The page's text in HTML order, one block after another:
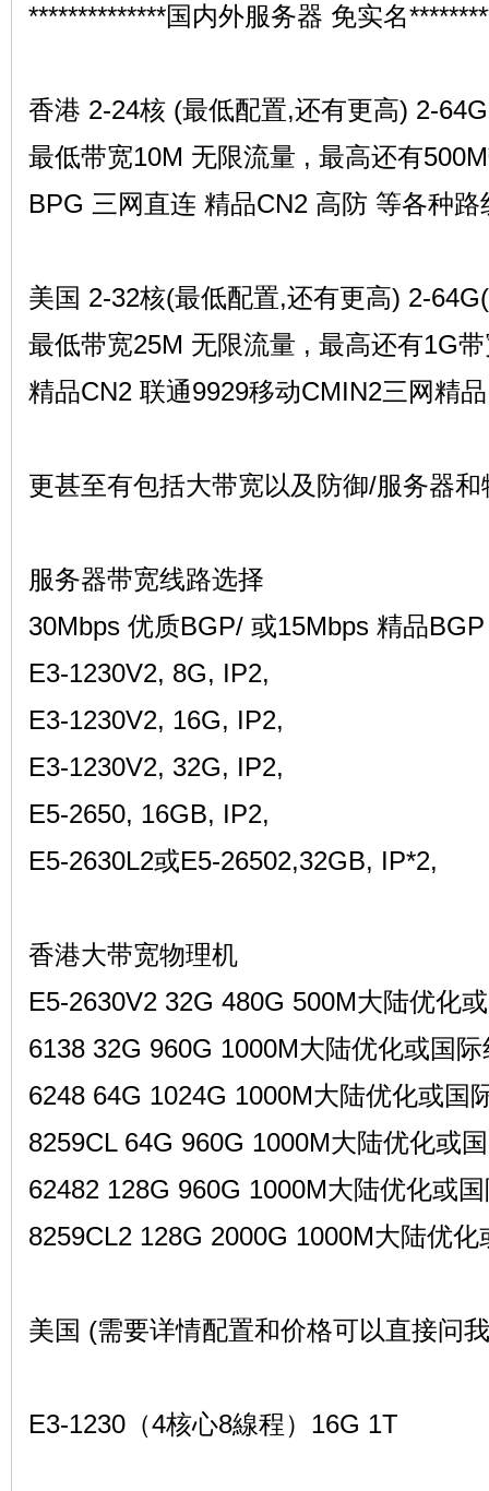
**************国内外服务器 免实名
香港 2-24核 (最低配置,还有更高) 2-
最低带宽10M 无限流量 , 最高还有
BPG 三网直连 精品CN2 高防 等各种路
美国 2-32核(最低配置,还有更高) 2-
最低带宽25M 无限流量 , 最高还有1G
精品CN2 联通9929移动CMIN2三网精
更甚至有包括大带宽以及防御/服务器和
服务器带宽线路选择
30Mbps 优质BGP/ 或15Mbps 精品
E3-1230V2, 8G, IP2,
E3-1230V2, 16G, IP2,
E3-1230V2, 32G, IP2,
E5-2650, 16GB, IP2,
E5-2630L2或E5-26502,32GB, IP*2,
香港大带宽物理机
E5-2630V2 32G 480G 500M大陆优化
6138 32G 960G 1000M大陆优化或国
6248 64G 1024G 1000M大陆优化或国
8259CL 64G 960G 1000M大陆优化或
62482 128G 960G 1000M大陆优化或
8259CL2 128G 2000G 1000M大陆优
美国 (需要详情配置和价格可以直接问
E3-1230（4核心8線程）16G 1T